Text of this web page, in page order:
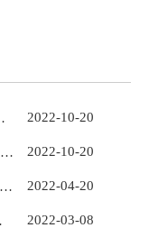
2022-10-20
2022-10-20
2022-04-20
2022-03-08